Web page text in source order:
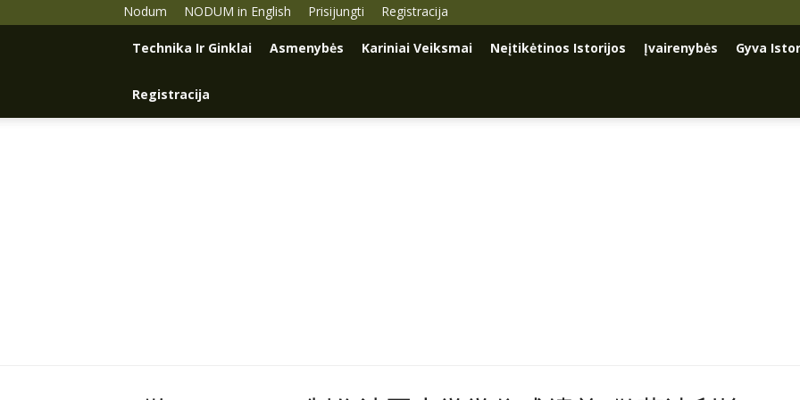
Nodum NODUM in English Prisijungti Registracija
Technika Ir Ginklai Asmenybės Kariniai Veiksmai Neįtikėtinos Istorijos Įvairenybės Gyva
Registracija